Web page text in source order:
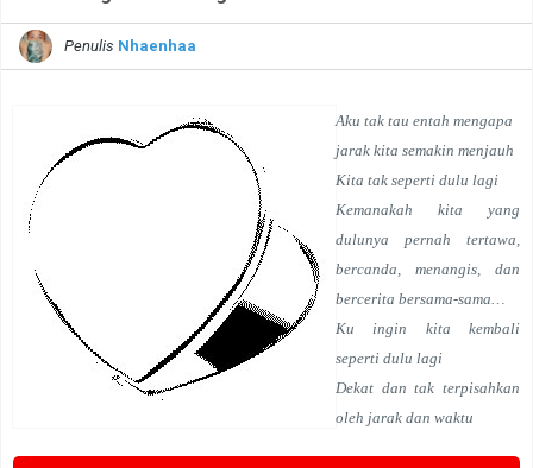
Penulis Nhaenhaa
Aku tak tau entah mengapa
jarak kita semakin menjauh
Kita tak seperti dulu lagi
Kemanakah kita yang
dulunya pernah tertawa,
bercanda, menangis, dan
bercerita bersama-sama…
Ku ingin kita kembali
seperti dulu lagi
Dekat dan tak terpisahkan
oleh jarak dan waktu